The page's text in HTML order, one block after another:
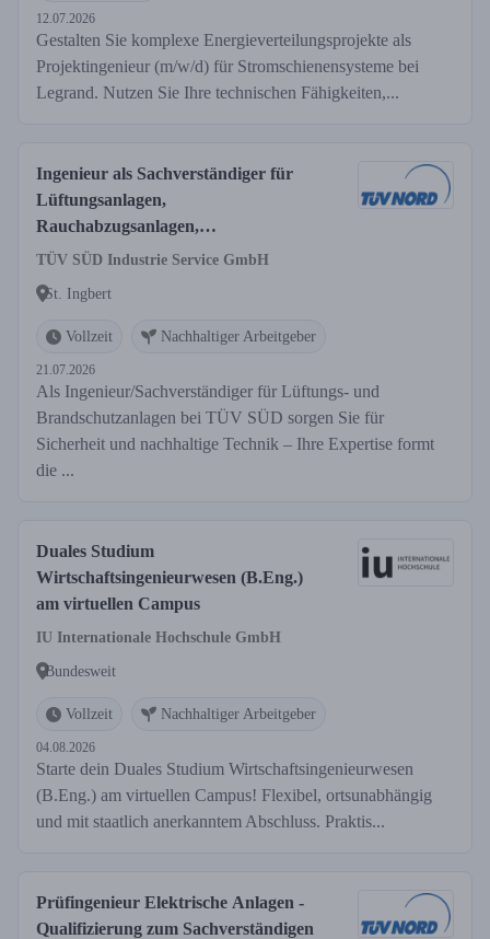
12.07.2026
Gestalten Sie komplexe Energieverteilungsprojekte als
Projektingenieur (m/w/d) für Stromschienensysteme bei
Legrand. Nutzen Sie Ihre technischen Fähigkeiten,...
Ingenieur als Sachverständiger für
Lüftungsanlagen,
Rauchabzugsanlagen,
Feuerlöschanlagen (w/m/d)
TÜV SÜD Industrie Service GmbH
St. Ingbert
Vollzeit Nachhaltiger Arbeitgeber
21.07.2026
Als Ingenieur/Sachverständiger für Lüftungs- und
Brandschutzanlagen bei TÜV SÜD sorgen Sie für
Sicherheit und nachhaltige Technik – Ihre Expertise formt
die ...
Duales Studium
Wirtschaftsingenieurwesen (B.Eng.)
am virtuellen Campus
IU Internationale Hochschule GmbH
Bundesweit
Vollzeit Nachhaltiger Arbeitgeber
04.08.2026
Starte dein Duales Studium Wirtschaftsingenieurwesen
(B.Eng.) am virtuellen Campus! Flexibel, ortsunabhängig
und mit staatlich anerkanntem Abschluss. Praktis...
Prüfingenieur Elektrische Anlagen -
Qualifizierung zum Sachverständigen